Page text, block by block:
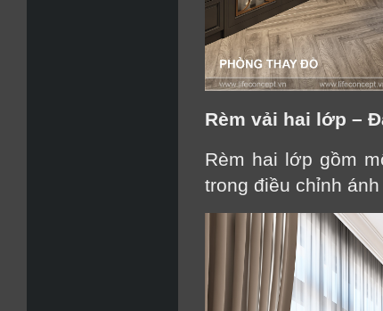
Rèm vải hai lớp –
Rèm hai lớp gồm
trong điều chỉnh